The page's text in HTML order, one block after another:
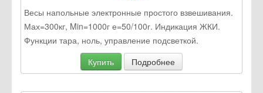
Весы напольные электронные простого взвешивания.
Мах=300кг, Min=1000г е=50/100г. Индикация ЖКИ.
Функции тара, ноль, управление подсветкой.
Купить
Подробнее